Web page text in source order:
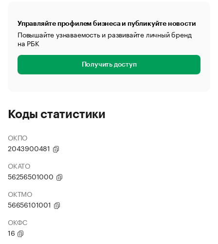
Управляйте профилем бизнеса и публикуйте новости
Повышайте узнаваемость и развивайте личный бренд
на РБК
Получить доступ
Коды статистики
ОКПО
2043900481
ОКАТО
56256501000
ОКТМО
56656101001
ОКФС
16